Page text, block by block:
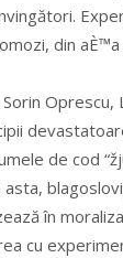
din
Oprescu,
de cod
în
cu